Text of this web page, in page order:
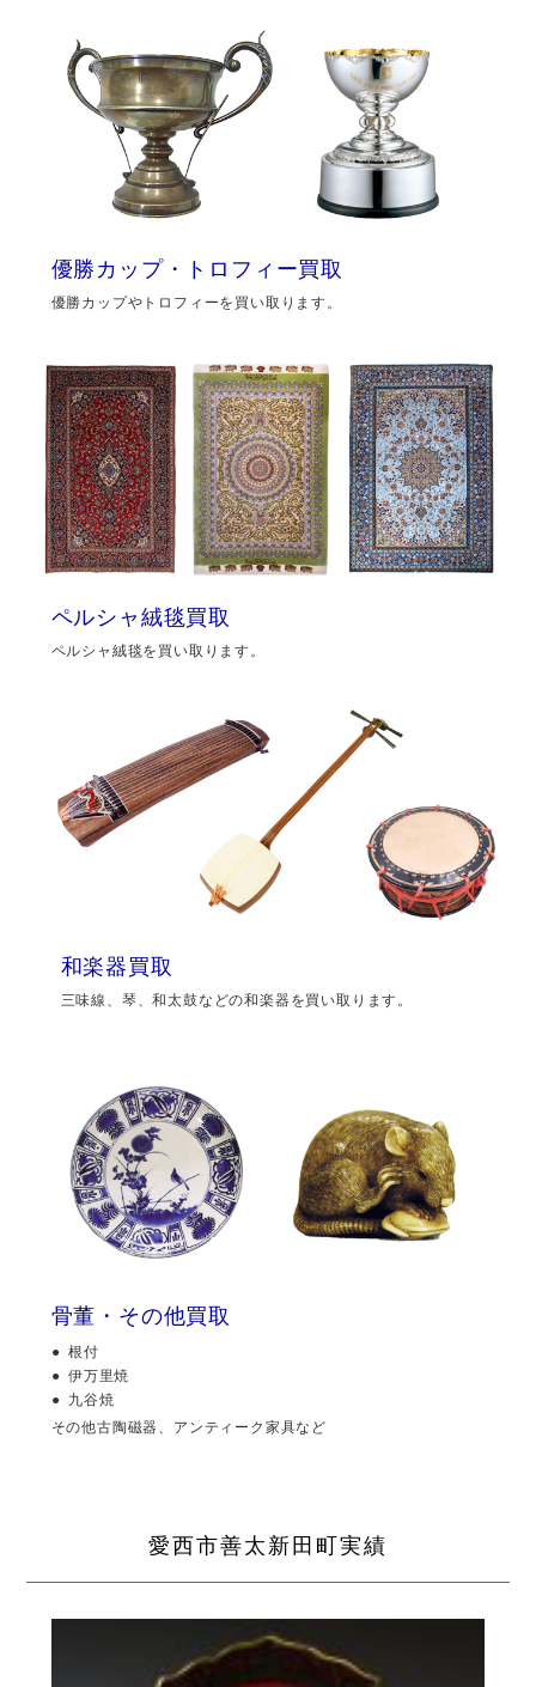
優勝カップ・トロフィー買取
優勝カップやトロフィーを買い取ります。
ペルシャ絨毯買取
ペルシャ絨毯を買い取ります。
和楽器買取
三味線、琴、和太鼓などの和楽器を買い取ります。
骨董・その他買取
根付
伊万里焼
九谷焼
その他古陶磁器、アンティーク家具など
愛西市善太新田町実績